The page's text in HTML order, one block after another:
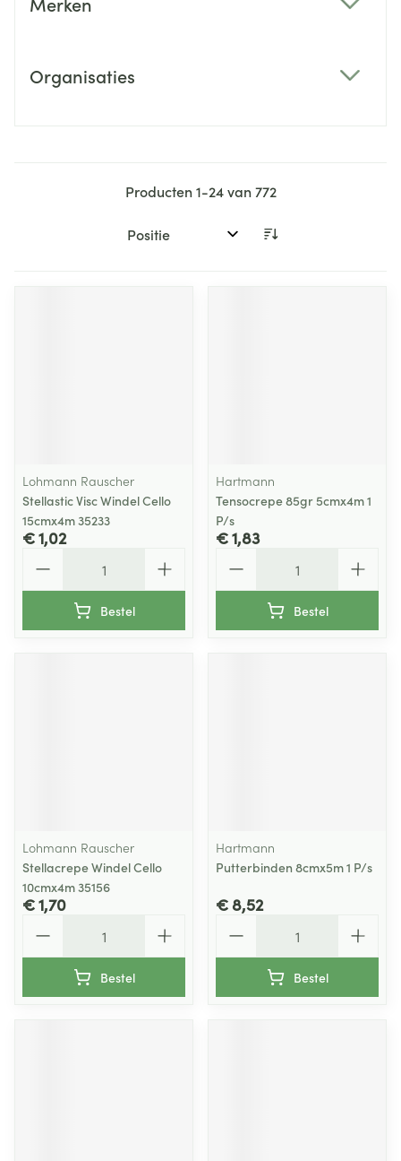
Organisaties
Producten1-24van772
Sorteer op:
Lohmann Rauscher
Stellastic Visc Windel Cello
15cmx4m 35233
€ 1,02
Bestel
Hartmann
Tensocrepe 85gr 5cmx4m 1
P/s
€ 1,83
Bestel
Lohmann Rauscher
Stellacrepe Windel Cello
10cmx4m 35156
€ 1,70
Bestel
Hartmann
Putterbinden 8cmx5m 1 P/s
€ 8,52
Bestel